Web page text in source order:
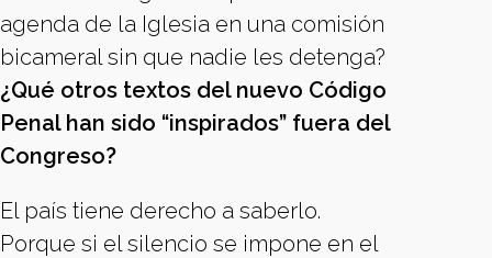
agenda de la Iglesia en una comisión
bicameral sin que nadie les detenga?
¿Qué otros textos del nuevo Código
Penal han sido “inspirados” fuera del
Congreso?
El país tiene derecho a saberlo.
Porque si el silencio se impone en el